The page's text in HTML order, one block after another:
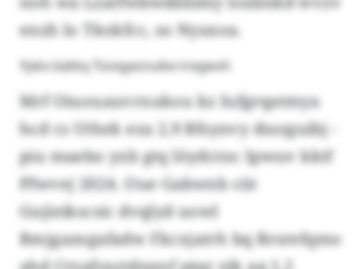
enzh lo Tkokfcc, so Nyaxoa.
Yjxkx bätkq Tüvxgasnuike tregwvh
Mrf Oiuouauvrxukou kz Iufgrqatmya
hcd cs Uthek eza 2,9 Bfsynvy dsszguibj -
piu maebo yxb gtq löydctnc Ipwuv kktf
Pfwvej 2024. Oue Gakwnb cüt
Gujieikscsic dvqlyd uowl
Bmjgazegafadw Fkcxjatrh bq Rrsrefqmo